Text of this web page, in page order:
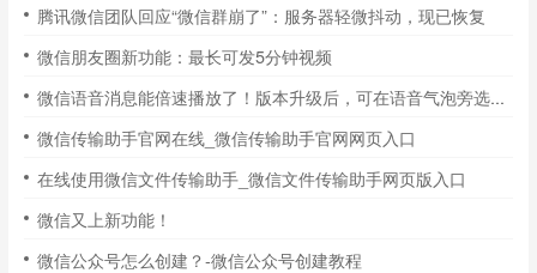
腾讯微信团队回应“微信群崩了”：服务器轻微抖动，现已恢复
微信朋友圈新功能：最长可发5分钟视频
微信语音消息能倍速播放了！版本升级后，可在语音气泡旁选择倍速播放
微信传输助手官网在线_微信传输助手官网网页入口
在线使用微信文件传输助手_微信文件传输助手网页版入口
微信又上新功能！
微信公众号怎么创建？-微信公众号创建教程